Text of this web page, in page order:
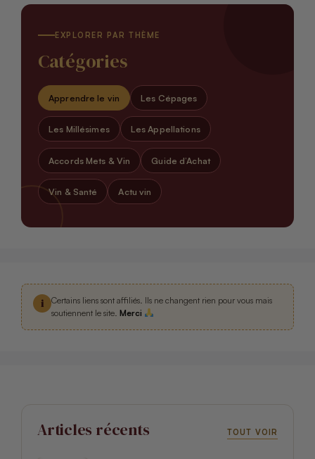
EXPLORER PAR THÈME
Catégories
Apprendre le vin Les Cépages
Les Millésimes Les Appellations
Accords Mets & Vin Guide d’Achat
Vin & Santé Actu vin
i
Certains liens sont affiliés. Ils ne changent rien pour vous mais
soutiennent le site. Merci
Articles récents TOUT VOIR